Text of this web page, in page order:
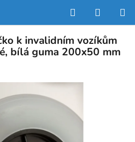
Hledat
KOŠÍK
k invalidním vozíkům
bílá guma 200x50 mm